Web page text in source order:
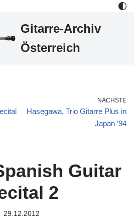
Gitarre-Archiv
Österreich
NÄCHSTE
Hasegawa, Trio Gitarre Plus in
Japan ’94
Guitar
2
29.12.2012